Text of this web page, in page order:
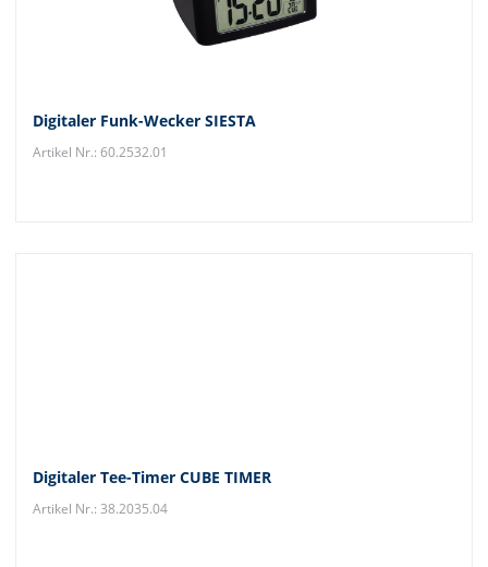
Digitaler Funk-Wecker SIESTA
Artikel Nr.: 60.2532.01
Digitaler Tee-Timer CUBE TIMER
Artikel Nr.: 38.2035.04